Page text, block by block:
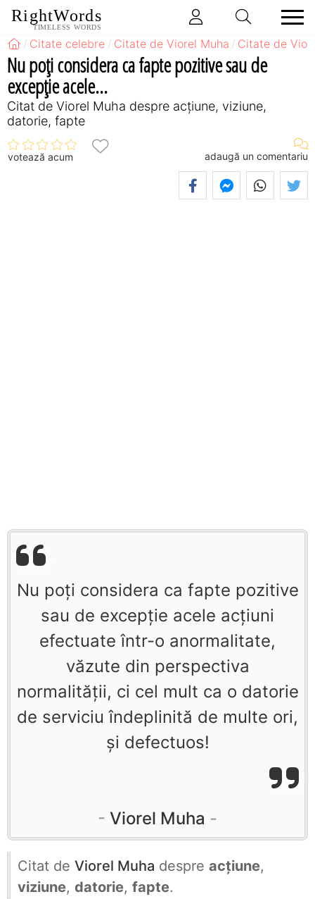
RightWords
TIMELESS WORDS
Citate celebre Citate de Viorel Muha Citate de
Nu poţi considera ca fapte pozitive sau de
excepţie acele...
Citat de Viorel Muha despre acțiune, viziune,
datorie, fapte
votează acum adaugă un comentariu
Nu poţi considera ca fapte pozitive
sau de excepţie acele acţiuni
efectuate într-o anormalitate,
văzute din perspectiva
normalităţii, ci cel mult ca o datorie
de serviciu îndeplinită de multe ori,
şi defectuos!
Viorel Muha
Citat de Viorel Muha despre acțiune,
viziune, datorie, fapte.